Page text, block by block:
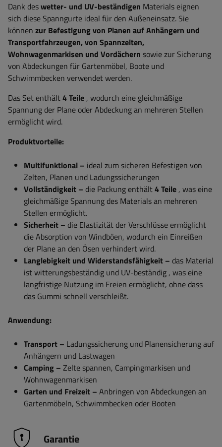
Dank deswetter- und UV-beständigen Materials eignen
sich diese Spanngurte ideal für den Außeneinsatz. Sie
können zur Befestigung von Planen auf Anhängern und
Transportfahrzeugen, von Spannzelten,
Wohnwagenmarkisen und Vordächern sowie zur Sicherung
von Abdeckungen für Gartenmöbel, Boote und
Schwimmbecken verwendet werden.
Das Set enthält4 Teile , wodurch eine gleichmäßige
Spannung der Plane oder Abdeckung an mehreren Stellen
ermöglicht wird.
Produktvorteile:
Multifunktional – ideal zum sicheren Befestigen von
Zelten, Planen und Ladungssicherungen
Vollständigkeit – die Packung enthält4 Teile , was eine
gleichmäßige Spannung des Materials an mehreren
Stellen ermöglicht.
Sicherheit – die Elastizität der Verschlüsse ermöglicht
die Absorption von Windböen, wodurch ein Einreißen
der Plane an den Ösen verhindert wird.
Langlebigkeit und Widerstandsfähigkeit – das Material
istwitterungsbeständig und UV-beständig , was eine
langfristige Nutzung im Freien ermöglicht, ohne dass
das Gummi schnell verschleißt.
Anwendung:
Transport – Ladungssicherung und Planensicherung auf
Anhängern und Lastwagen
Camping – Zelte spannen, Campingmarkisen und
Wohnwagenmarkisen
Garten und Freizeit – Anbringen von Abdeckungen an
Gartenmöbeln, Schwimmbecken oder Booten
Garantie